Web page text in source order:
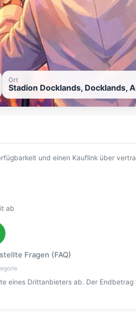
Ort
Stadion Docklands, Docklands,
und einen Kauflink über
ab
Fragen (FAQ)
eines Drittanbieters ab. Der